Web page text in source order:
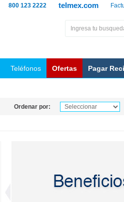
telmex.com
800 123 2222
Teléfonos Ofertas Pagar
Ordenar por: